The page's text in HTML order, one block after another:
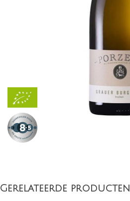
Gerelateerde producten